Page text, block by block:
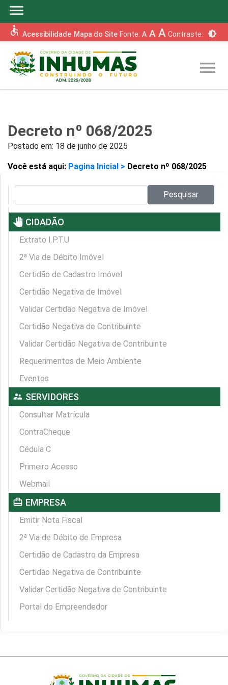
menu
accessible Acessibilidade Mapa do Site Fonte: A A A Contraste: brightness_6
menu
Decreto nº 068/2025
Postado em: 18 de junho de 2025
Você está aqui: Pagina Inicial > Decreto nº 068/2025
Pesquisar
pan_tool CIDADÃO
Extrato I.P.T.U
2ª Via de Débito Imóvel
Certidão de Cadastro Imóvel
Certidão Negativa de Imóvel
Validar Certidão Negativa de Imóvel
Certidão Negativa de Contribuinte
Validar Certidão Negativa de Contribuinte
Requerimentos de Meio Ambiente
Eventos
supervisor_account SERVIDORES
Consultar Matrícula
ContraCheque
Cédula C
Primeiro Acesso
Webmail
card_travel EMPRESA
Emitir Nota Fiscal
2ª Via de Débito de Empresa
Certidão de Cadastro da Empresa
Certidão Negativa de Contribuinte
Validar Certidão Negativa de Contribuinte
Portal do Empreendedor